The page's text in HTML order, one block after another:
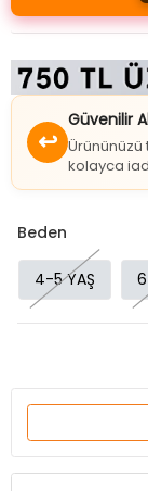
↩
Güvenilir
Ürününüzü
kolayca
Beden
4-5 YAŞ